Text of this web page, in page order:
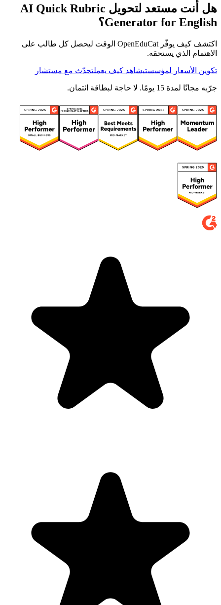
هل أنت مستعد لتحويل AI Quick Rubric
Generator for English؟
اكتشف كيف يوفّر OpenEduCat الوقت ليحصل كل طالب على
الاهتمام الذي يستحقه.
تكوين الأسعار لمؤسستيشاهد كيف يعملتحدّث مع مستشار
جرّبه مجانًا لمدة 15 يومًا. لا حاجة لبطاقة ائتمان.